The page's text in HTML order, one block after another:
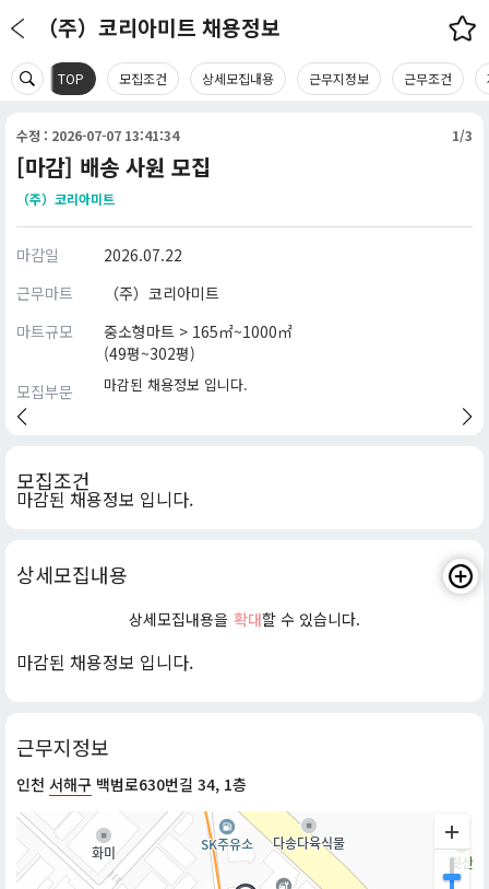
（주）코리아미트 채용정보
TOP 모집조건 상세모집내용 근무지정보 근무조건
수정 : 2026-07-07 13:41:34 1/3
[마감] 배송 사원 모집
（주）코리아미트
마감일
2026.07.22
근무마트
（주）코리아미트
마트규모
중소형마트 > 165㎡~1000㎡
(49평~302평)
모집부문
마감된 채용정보 입니다.
모집조건
마감된 채용정보 입니다.
상세모집내용
상세모집내용을 확대할 수 있습니다.
마감된 채용정보 입니다.
근무지정보
인천 서해구 백범로630번길 34, 1층